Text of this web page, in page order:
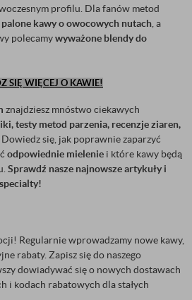
profilu. Dla fanów metod
palone kawy o owocowych nutach , a
polecamywyważone blendy do
SIĘ WIĘCEJ O KAWIE!
znajdziesz mnóstwo ciekawych
testy metod parzenia, recenzje ziaren,
. Dowiedz się, jak poprawnie zaparzyć
odpowiednie mielenie i które kawy będą
Sprawdź nasze najnowsze artykuły i
Regularnie wprowadzamy nowe kawy,
rabaty. Zapisz się do naszego
dowiadywać się o nowych dostawach
i kodach rabatowych dla stałych